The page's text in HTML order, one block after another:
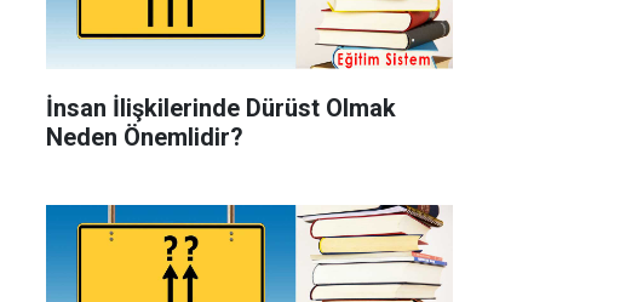
İnsan İlişkilerinde Dürüst Olmak
Neden Önemlidir?